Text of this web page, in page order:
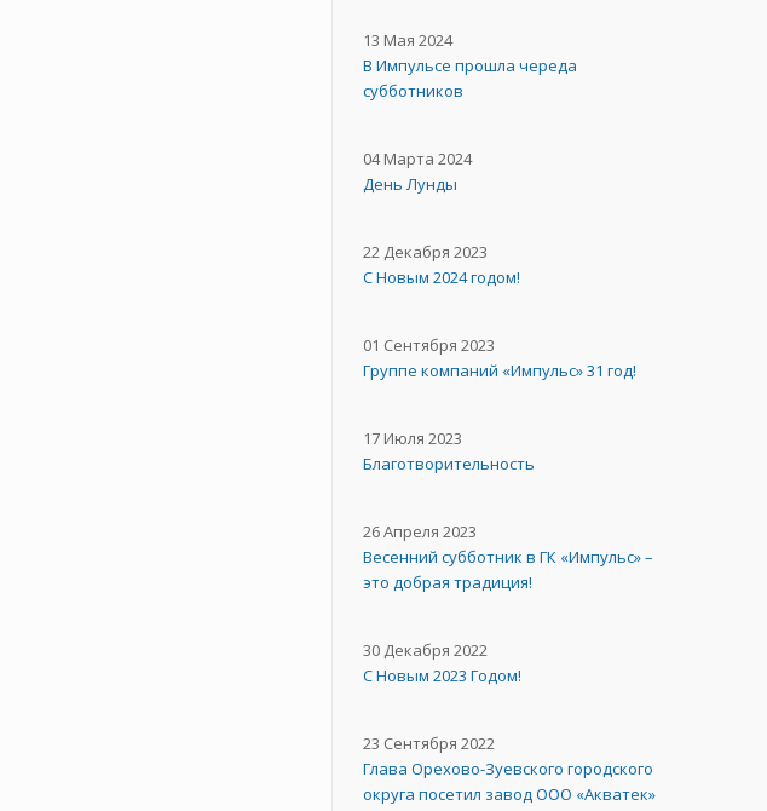
13 Мая 2024
В Импульсе прошла череда
субботников
04 Марта 2024
День Лунды
22 Декабря 2023
С Новым 2024 годом!
01 Сентября 2023
Группе компаний «Импульс» 31 год!
17 Июля 2023
Благотворительность
26 Апреля 2023
Весенний субботник в ГК «Импульс» –
это добрая традиция!
30 Декабря 2022
С Новым 2023 Годом!
23 Сентября 2022
Глава Орехово-Зуевского городского
округа посетил завод ООО «Акватек»